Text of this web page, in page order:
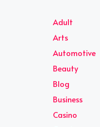
Adult
Arts
Automotive
Beauty
Blog
Business
Casino